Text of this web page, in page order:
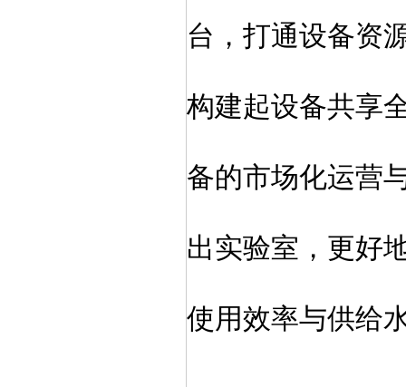
台，打通设备资
构建起设备共享
备的市场化运营
出实验室，更好
使用效率与供给